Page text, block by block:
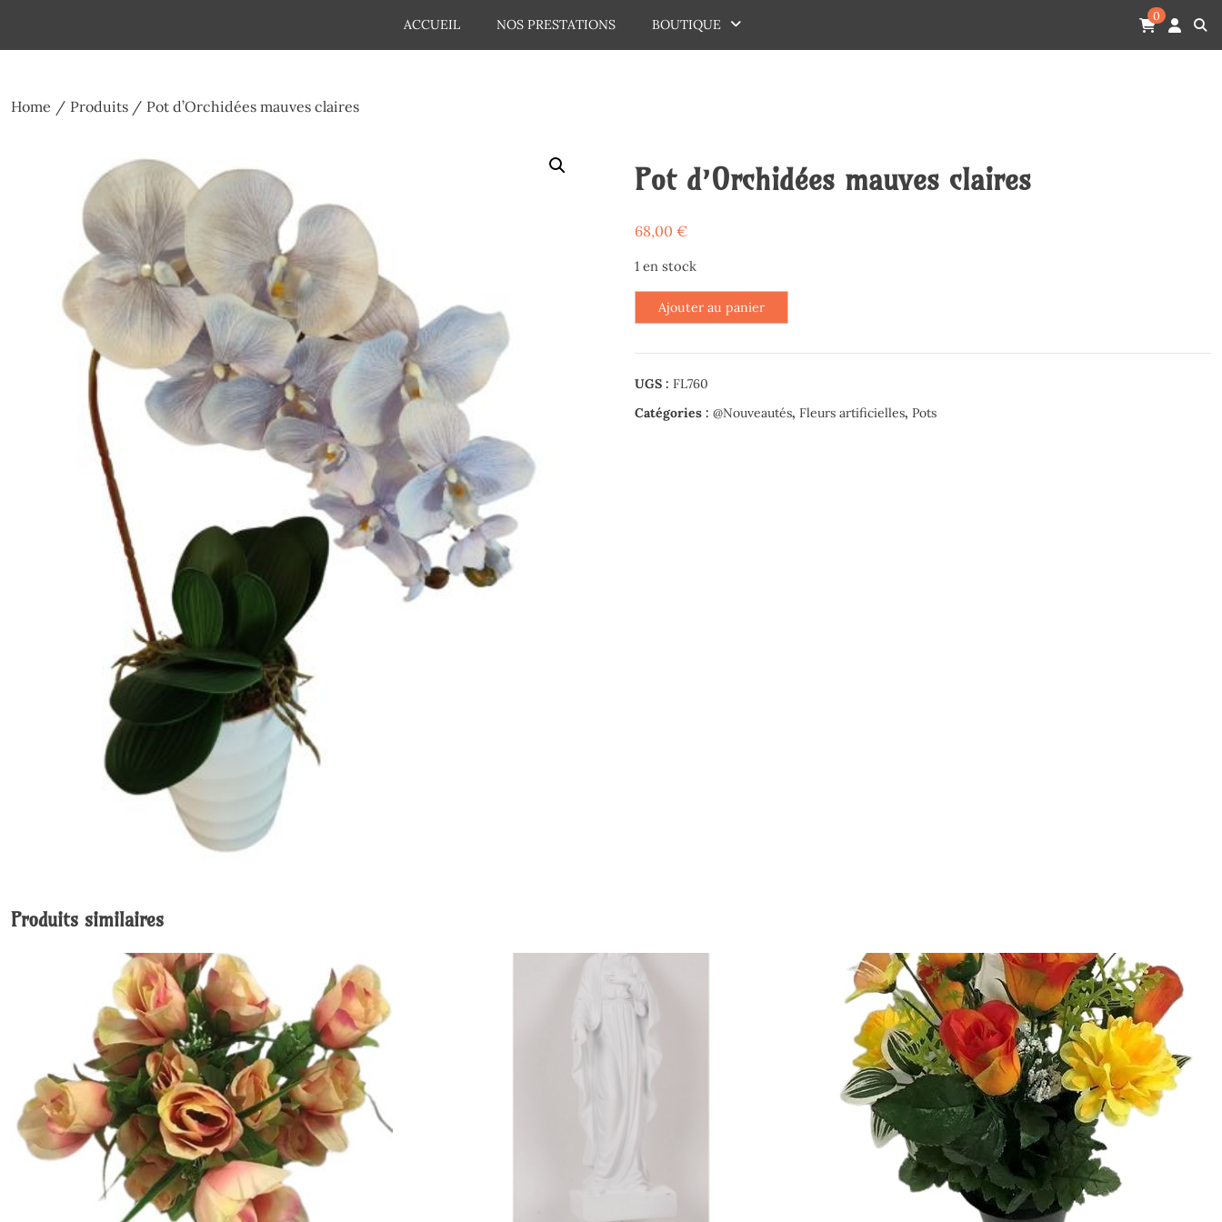
content
Espace Funéraire Michel Gardechaux
ACCUEIL NOS PRESTATIONS BOUTIQUE
0
Home Produits Pot d’Orchidées mauves claires
Pot d’Orchidées mauves claires
68,00€
1 en stock
quantité
de
mauves
claires
Ajouter au panier
UGS :FL760
Catégories :@Nouveautés,Fleurs artificielles,Pots
Produits similaires